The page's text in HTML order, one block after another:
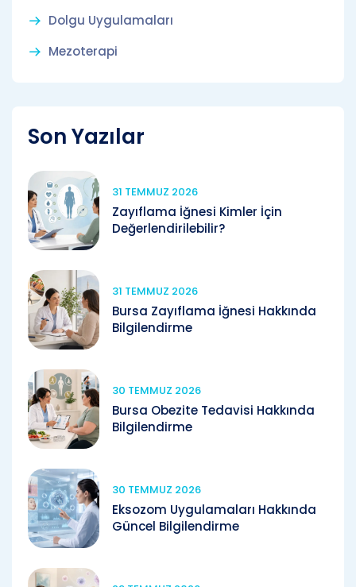
Dolgu Uygulamaları
Mezoterapi
Son Yazılar
31 TEMMUZ 2026
Zayıflama İğnesi Kimler İçin
Değerlendirilebilir?
31 TEMMUZ 2026
Bursa Zayıflama İğnesi Hakkında
Bilgilendirme
30 TEMMUZ 2026
Bursa Obezite Tedavisi Hakkında
Bilgilendirme
30 TEMMUZ 2026
Eksozom Uygulamaları Hakkında
Güncel Bilgilendirme